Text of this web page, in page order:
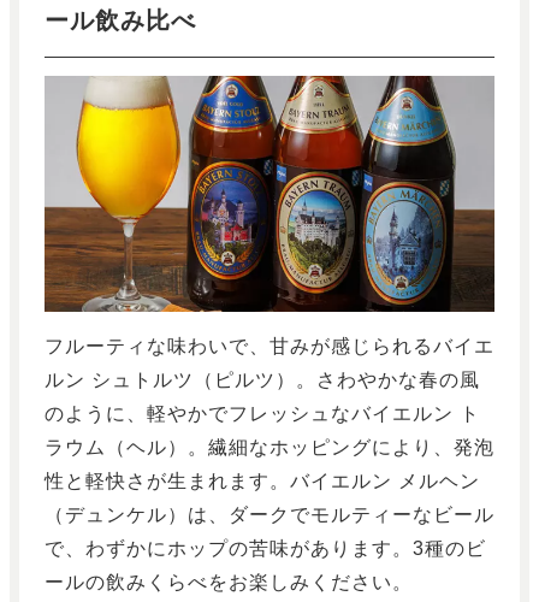
ール飲み比べ
フルーティな味わいで、甘みが感じられるバイエ
ルン シュトルツ（ピルツ）。さわやかな春の風
のように、軽やかでフレッシュなバイエルン ト
ラウム（ヘル）。繊細なホッピングにより、発泡
性と軽快さが生まれます。バイエルン メルヘン
（デュンケル）は、ダークでモルティーなビール
で、わずかにホップの苦味があります。3種のビ
ールの飲みくらべをお楽しみください。